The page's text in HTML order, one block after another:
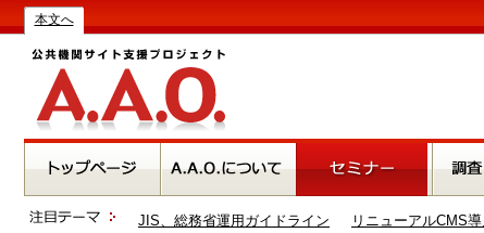
本文へ
JIS、総務省運用ガイドライン リニューアルCMS導